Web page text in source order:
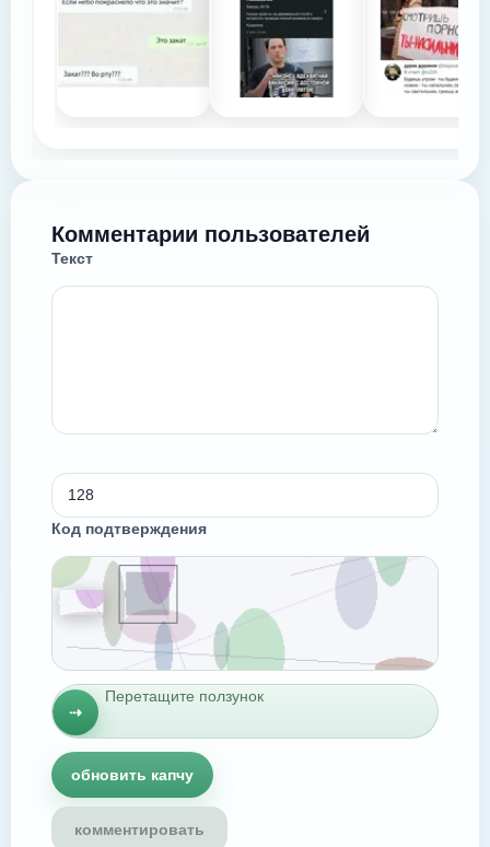
Комментарии пользователей
Текст
Код подтверждения
⇢
Перетащите ползунок
обновить капчу